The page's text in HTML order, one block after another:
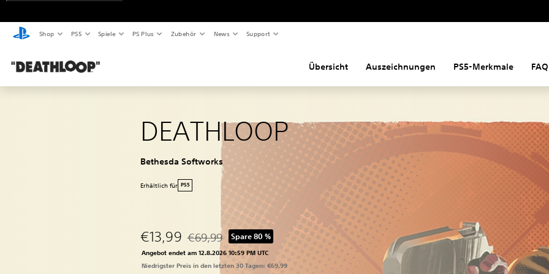
Shop PS5 Spiele PS Plus Zubehör News Support
Übersicht Auszeichnungen PS5-Merkmale FAQ
DEATHLOOP
Bethesda Softworks
Erhältlich für PS5
€13,99 Preisnachlass gegenüber dem Originalpreis von €69,99
€69,99 Spare 80 %
Angebot endet am 12.8.2026 10:59 PM UTC
Niedrigster Preis in den letzten 30 Tagen: €69,99